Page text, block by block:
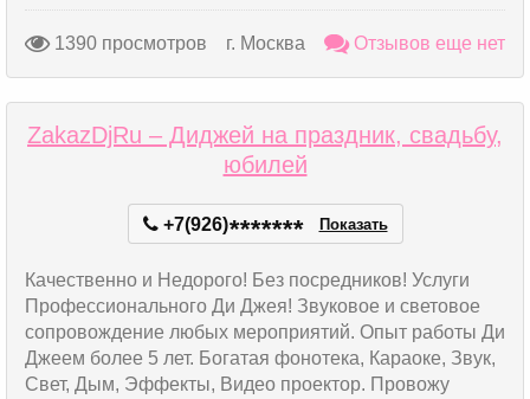
1390 просмотров г. Москва Отзывов еще нет
ZakazDjRu – Диджей на праздник, свадьбу,
юбилей
+7(926)******* Показать
Качественно и Недорого! Без посредников! Услуги
Профессионального Ди Джея! Звуковое и световое
сопровождение любых мероприятий. Опыт работы Ди
Джеем более 5 лет. Богатая фонотека, Караоке, Звук,
Свет, Дым, Эффекты, Видео проектор. Провожу